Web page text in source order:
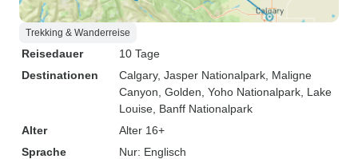
Trekking & Wanderreise
Reisedauer
10 Tage
Destinationen
Calgary, Jasper Nationalpark , Maligne
Canyon , Golden , Yoho Nationalpark , Lake
Louise , Banff Nationalpark
Alter
Alter 16+
Sprache
Nur: Englisch